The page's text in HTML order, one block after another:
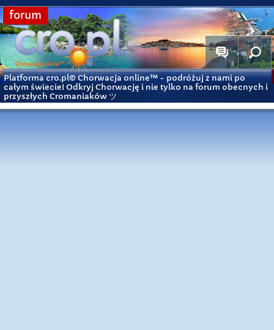
forum
Platforma cro.pl© Chorwacja online™ - podróżuj z nami po
całym świecie! Odkryj Chorwację i nie tylko na forum obecnych i
przyszłych Cromaniaków ツ